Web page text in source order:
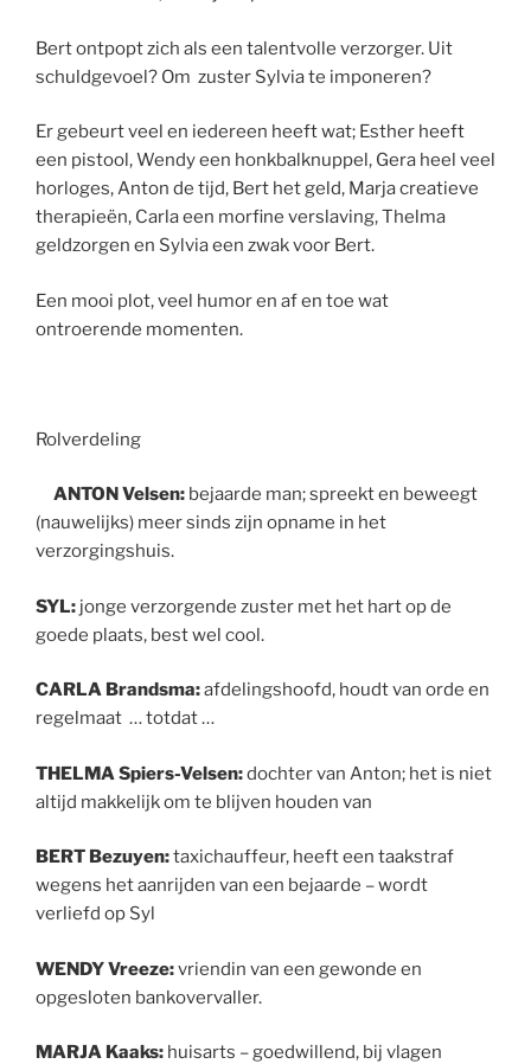
Bert ontpopt zich als een talentvolle verzorger. Uit
schuldgevoel? Om zuster Sylvia te imponeren?
Er gebeurt veel en iedereen heeft wat; Esther heeft
een pistool, Wendy een honkbalknuppel, Gera heel veel
horloges, Anton de tijd, Bert het geld, Marja creatieve
therapieën, Carla een morfine verslaving, Thelma
geldzorgen en Sylvia een zwak voor Bert.
Een mooi plot, veel humor en af en toe wat
ontroerende momenten.
Rolverdeling
ANTON Velsen: bejaarde man; spreekt en beweegt
(nauwelijks) meer sinds zijn opname in het
verzorgingshuis.
SYL: jonge verzorgende zuster met het hart op de
goede plaats, best wel cool.
CARLA Brandsma:afdelingshoofd, houdt van orde en
regelmaat … totdat …
THELMA Spiers-Velsen:dochter van Anton; het is niet
altijd makkelijk om te blijven houden van
BERT Bezuyen:taxichauffeur, heeft een taakstraf
wegens het aanrijden van een bejaarde – wordt
verliefd op Syl
WENDY Vreeze:vriendin van een gewonde en
opgesloten bankovervaller.
MARJA Kaaks: huisarts – goedwillend, bij vlagen